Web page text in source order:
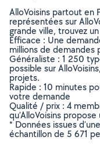
AlloVoisins partout en
représentées sur
grande ville, trouvez
Efficace : Une
millions de demandes
Généraliste : 1 250
possible sur
projets.
Rapide : 10 minutes
votre demande
Qualité / prix : 4
qu’AlloVoisins
* Données issues
échantillon de 5 671